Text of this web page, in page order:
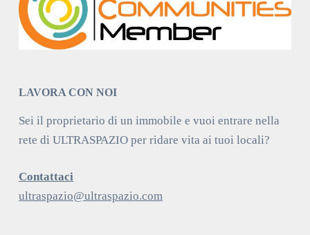
LAVORA CON NOI
Sei il proprietario di un immobile e vuoi entrare nella
rete di ULTRASPAZIO per ridare vita ai tuoi locali?
Contattaci
ultraspazio@ultraspazio.com